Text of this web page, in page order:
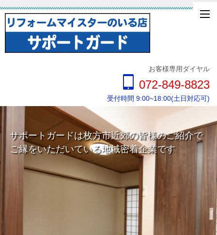
お客様専用ダイヤル
072-849-8823
受付時間 9:00~18:00(土日対応可)
サポートガードは枚方市近郊の皆様のご紹介で
ご縁をいただいている地域密着企業です
サポートガードは枚方市近郊の皆様のご紹介で
ご縁をいただいている地域密着企業です